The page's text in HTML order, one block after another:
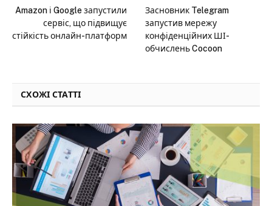
Amazon і Google запустили
сервіс, що підвищує
стійкість онлайн-платформ
Засновник Telegram
запустив мережу
конфіденційних ШІ-
обчислень Cocoon
СХОЖІ СТАТТІ